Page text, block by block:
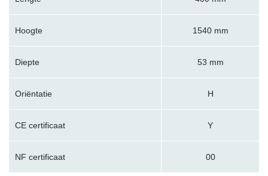
Hoogte 1540 mm
Diepte 53 mm
Oriëntatie H
CE certificaat Y
NF certificaat 00